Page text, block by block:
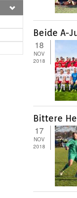
Beide A-
18
NOV
2018
Bittere
17
NOV
2018